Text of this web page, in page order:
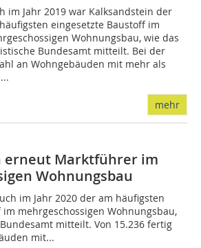
im Jahr 2019 war Kalksandstein der
eingesetzte Baustoff im
Wohnungsbau, wie das
Bundesamt mitteilt. Bei der
an Wohngebäuden mit mehr als
mehr
erneut Marktführer im
Wohnungsbau
im Jahr 2020 der am häufigsten
mehrgeschossigen Wohnungsbau,
mitteilt. Von 15.236 fertig
mit...